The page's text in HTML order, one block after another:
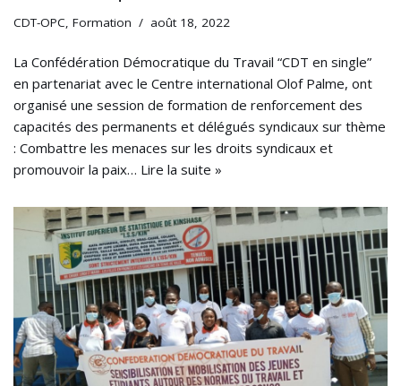
CDT-OPC, Formation août 18, 2022
La Confédération Démocratique du Travail “CDT en single”
en partenariat avec le Centre international Olof Palme, ont
organisé une session de formation de renforcement des
capacités des permanents et délégués syndicaux sur thème
: Combattre les menaces sur les droits syndicaux et
promouvoir la paix… Lire la suite »